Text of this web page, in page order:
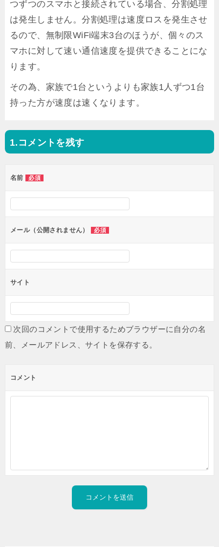
つずつのスマホと接続されている場合、分割処理
は発生しません。分割処理は速度ロスを発生させ
るので、無制限WiFi端末3台のほうが、個々のス
マホに対して速い通信速度を提供できることにな
ります。
その為、家族で1台というよりも家族1人ずつ1台
持った方が速度は速くなります。
投
ナ
ビ
ー
ョ
ン
コメントを残す
名前 必須
メール（公開されません） 必須
サイト
次回のコメントで使用するためブラウザーに自分の名
前、メールアドレス、サイトを保存する。
コメント